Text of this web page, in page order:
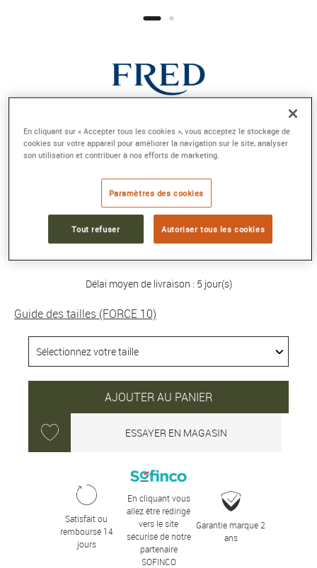
BAGUE FORCE 10
Moyen modèle or rose 750/1000e
Référence :4B2005
Collection :FORCE 10
3 250 €
Délai moyen de livraison : 5 jour(s)
Guide des tailles (FORCE 10)
AJOUTER AU PANIER
ESSAYER EN MAGASIN
Satisfait ou
remboursé 14
jours
En cliquant vous
allez être redirigé
vers le site
sécurisé de notre
partenaire
SOFINCO
Garantie marque 2
ans
En cliquant sur « Accepter tous les cookies », vous acceptez le stockage de
cookies sur votre appareil pour améliorer la navigation sur le site, analyser
son utilisation et contribuer à nos efforts de marketing.
Paramètres des cookies
Tout refuser Autoriser tous les cookies